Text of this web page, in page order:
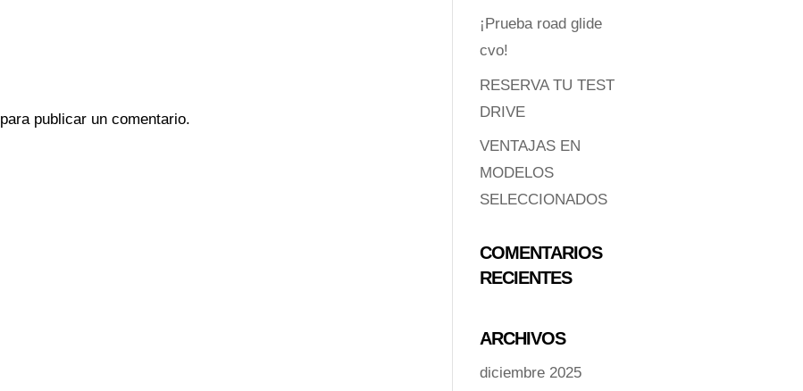
para publicar un comentario.
¡Prueba road glide
cvo!
RESERVA TU TEST
DRIVE
VENTAJAS EN
MODELOS
SELECCIONADOS
COMENTARIOS
RECIENTES
ARCHIVOS
diciembre 2025